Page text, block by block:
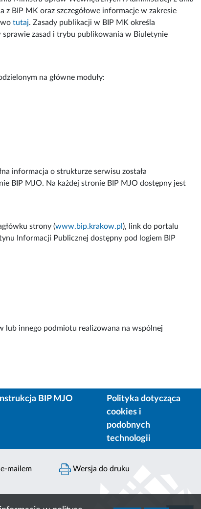
BIP MK oraz szczegółowe informacje w zakresie
tutaj. Zasady publikacji w BIP MK określa
zasad i trybu publikowania w Biuletynie
na główne moduły:
informacja o strukturze serwisu została
BIP MJO. Na każdej stronie BIP MJO dostępny jest
strony (www.bip.krakow.pl), link do portalu
Informacji Publicznej dostępny pod logiem BIP
lub innego podmiotu realizowana na wspólnej
Instrukcja BIP MJO
Polityka dotycząca
cookies i
podobnych
technologii
mailem Wersja do druku